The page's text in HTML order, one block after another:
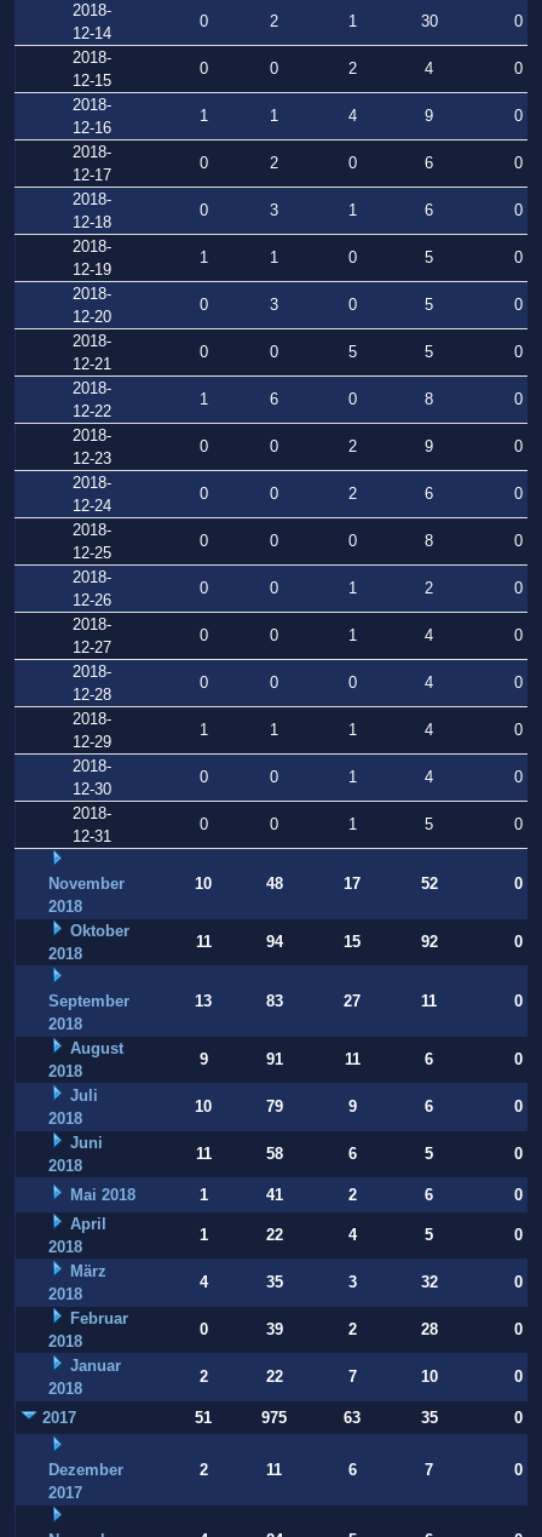
2018-
12-14
0 2 1 30
0
2018-
12-15
0 0 2 4
0
2018-
12-16
1 1 4 9
0
2018-
12-17
0 2 0 6
0
2018-
12-18
0 3 1 6
0
2018-
12-19
1 1 0 5
0
2018-
12-20
0 3 0 5
0
2018-
12-21
0 0 5 5
0
2018-
12-22
1 6 0 8
0
2018-
12-23
0 0 2 9
0
2018-
12-24
0 0 2 6
0
2018-
12-25
0 0 0 8
0
2018-
12-26
0 0 1 2
0
2018-
12-27
0 0 1 4
0
2018-
12-28
0 0 0 4
0
2018-
12-29
1 1 1 4
0
2018-
12-30
0 0 1 4
0
2018-
12-31
0 0 1 5 0
November
2018
10 48 17 52 0
Oktober
2018
11 94 15 92 0
September
2018
13 83 27 11 0
August
2018
9 91 11 6
0
Juli
2018
10 79 9 6
0
Juni
2018
11 58 6 5 0
Mai 2018 1 41 2 6
0
April
2018
1 22 4 5
0
März
2018
4 35 3 32
0
Februar
2018
0 39 2 28
0
Januar
2018
2 22 7 10 0
2017 51 975 63 35 0
Dezember
2017
2 11 6 7 0